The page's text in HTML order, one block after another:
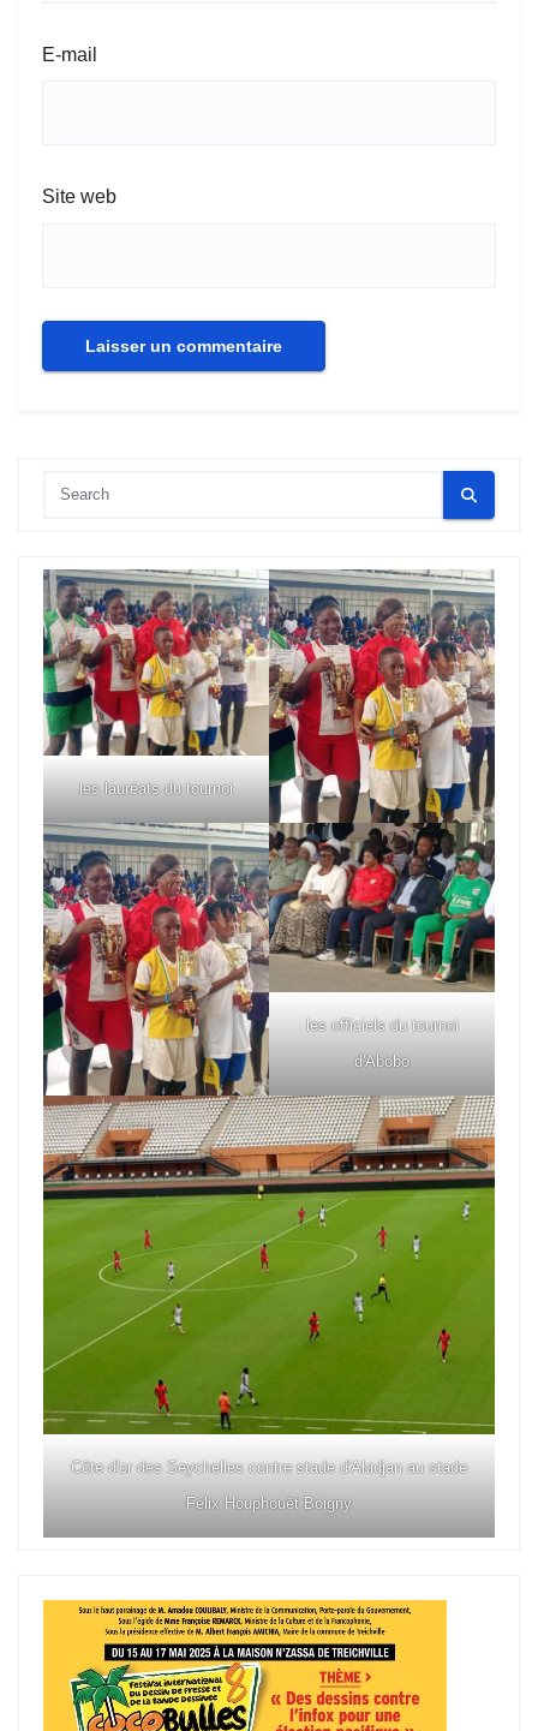
E-mail
Site web
les lauréats du tournoi
les officiels du tournoi
d'Abobo
Côte d'or des Seychelles contre stade d'Abidjan au stade
Félix Houphouët Boigny